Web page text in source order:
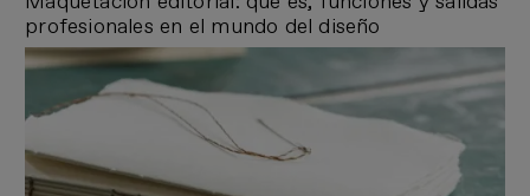
profesionales en el mundo del diseño